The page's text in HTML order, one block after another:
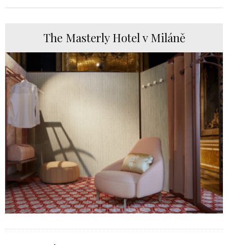
The Masterly Hotel v Miláně